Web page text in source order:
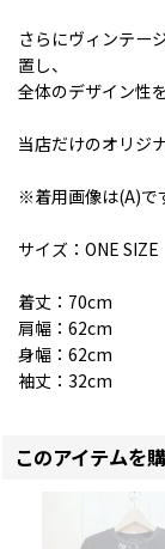
さらにヴィンテー
置し、
全体のデザイン性
当店だけのオリジ
※着用画像は(A)で
サイズ：ONE SIZE
着丈：70cm
肩幅：62cm
身幅：62cm
袖丈：32cm
このアイテムを